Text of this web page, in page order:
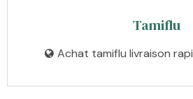
Tamiflu
Achat tamiflu livraison